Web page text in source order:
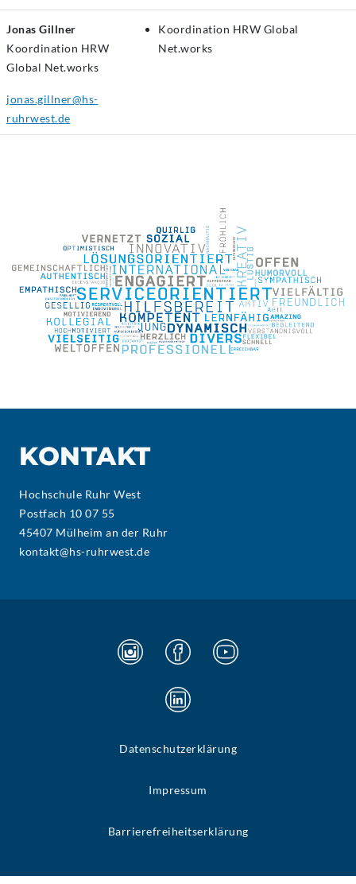
Jonas Gillner
Koordination HRW
Global Net.works
jonas.gillner@hs-
ruhrwest.de
Koordination HRW Global
Net.works
KONTAKT
Hochschule Ruhr West
Postfach 10 07 55
45407 Mülheim an der Ruhr
kontakt@hs-ruhrwest.de
Datenschutzerklärung
Impressum
Barrierefreiheitserklärung